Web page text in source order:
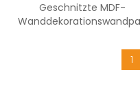
Geschnitzte MDF-
1